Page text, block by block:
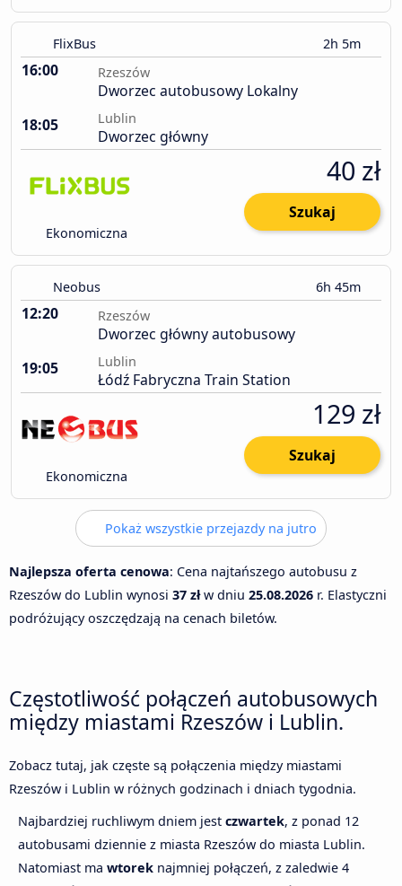
FlixBus 2h 5m
16:00 Rzeszów
Dworzec autobusowy Lokalny
18:05
Lublin
Dworzec główny
Ekonomiczna
40 zł
Szukaj
Neobus 6h 45m
12:20 Rzeszów
Dworzec główny autobusowy
19:05
Lublin
Łódź Fabryczna Train Station
Ekonomiczna
129 zł
Szukaj
Pokaż wszystkie przejazdy na jutro
Najlepsza oferta cenowa: Cena najtańszego autobusu z
Rzeszów do Lublin wynosi 37 złw dniu 25.08.2026 r. Elastyczni
podróżujący oszczędzają na cenach biletów.
Częstotliwość połączeń autobusowych
między miastami Rzeszów i Lublin.
Zobacz tutaj, jak częste są połączenia między miastami
Rzeszów i Lublin w różnych godzinach i dniach tygodnia.
Najbardziej ruchliwym dniem jest czwartek, z ponad 12
autobusami dziennie z miasta Rzeszów do miasta Lublin.
Natomiast ma wtorek najmniej połączeń, z zaledwie 4